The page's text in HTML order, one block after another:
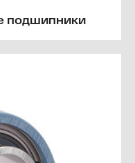
подшипники